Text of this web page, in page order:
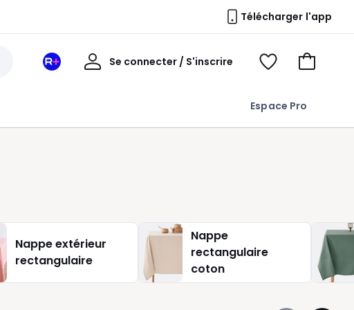
Télécharger l'app
Espace Pro
Mon
Se connecter / S'inscrire
Mon
Voir
Voir
Nappe extérieur
rectangulaire
Nappe
rectangulaire
coton